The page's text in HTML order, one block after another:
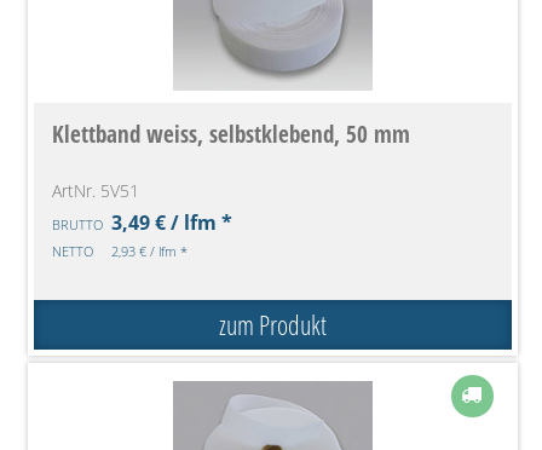
Klettband weiss, selbstklebend, 50 mm
ArtNr. 5V51
BRUTTO 3,49 € / lfm *
NETTO 2,93 € / lfm *
zum Produkt